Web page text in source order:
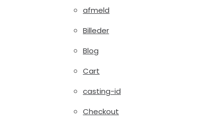
afmeld
Billeder
Blog
Cart
casting-id
Checkout